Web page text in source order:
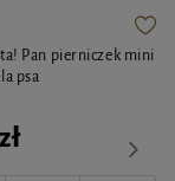
Pan pierniczek mini
psa